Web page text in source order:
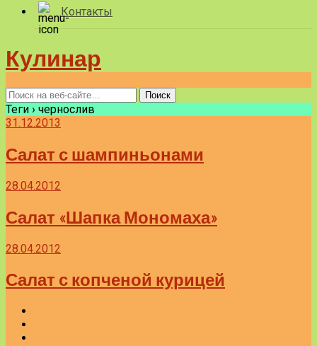
Контакты
Кулинар
Теги › чернослив
31.12.2013
Салат с шампиньонами
28.04.2012
Салат «Шапка Мономаха»
28.04.2012
Салат с копченой курицей